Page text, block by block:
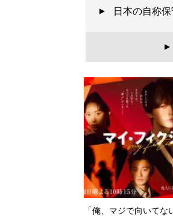
日本の自称
▲
「俺、マジで向いてな